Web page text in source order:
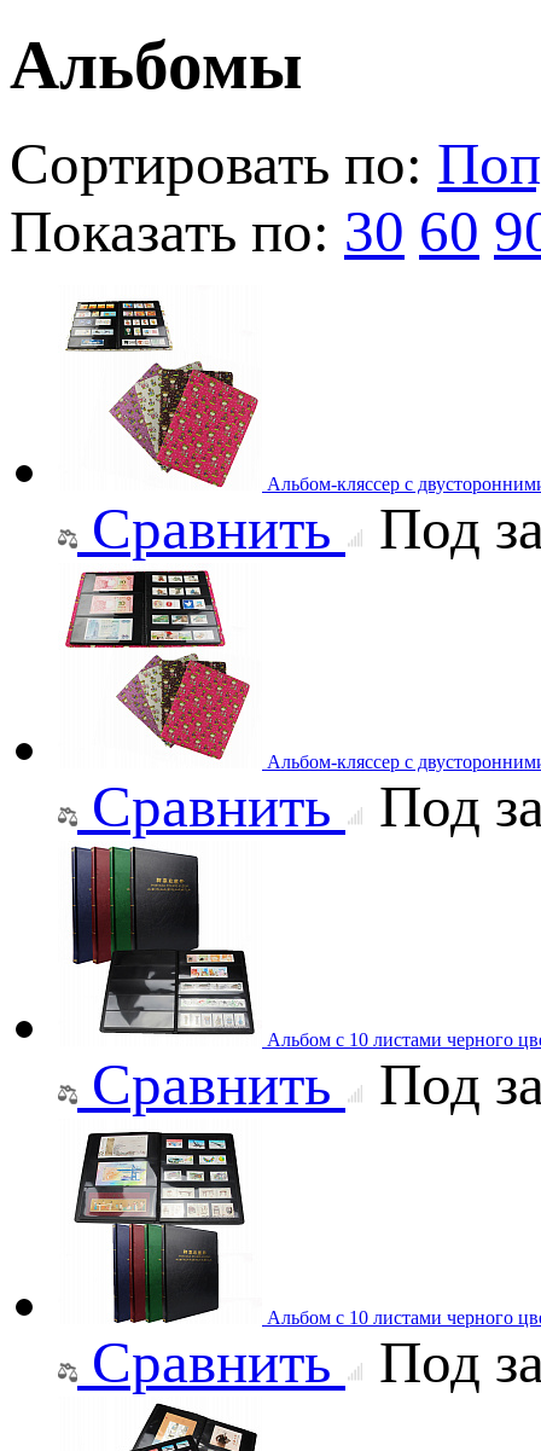
Альбомы
Сортировать по:
Показать по: 30 60
Альбом-кляссер с
Сравнить Под
Альбом-кляссер с
Сравнить Под
Альбом с 10 листами черного
Сравнить Под
Альбом с 10 листами черного
Сравнить Под